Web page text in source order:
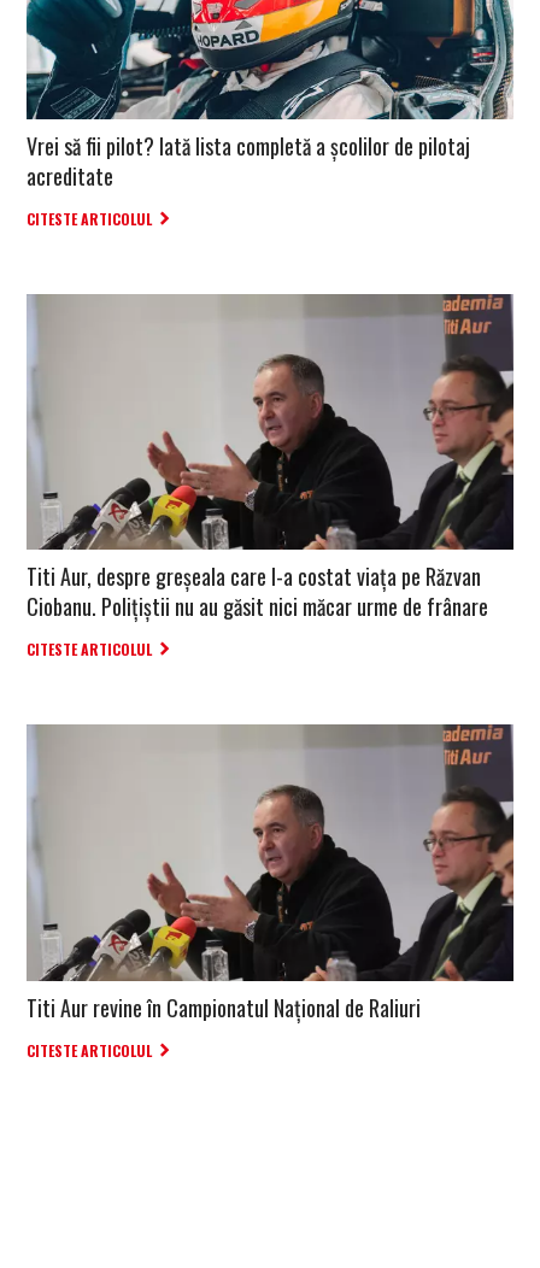
Vrei să fii pilot? Iată lista completă a școlilor de pilotaj
acreditate
CITESTE ARTICOLUL
Titi Aur, despre greșeala care l-a costat viața pe Răzvan
Ciobanu. Polițiștii nu au găsit nici măcar urme de frânare
CITESTE ARTICOLUL
Titi Aur revine în Campionatul Național de Raliuri
CITESTE ARTICOLUL